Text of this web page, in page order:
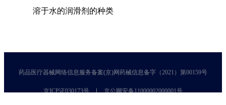
溶于水的润滑剂的种类
药品医疗器械网络信息服务备案(京)网药械信息备字（2021）第00159号
京ICP证030173号 京公网安备11000002000001号